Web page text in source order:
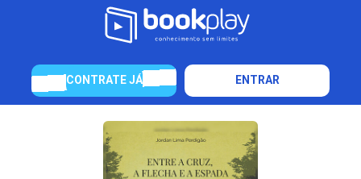
CONTRATE JÁ ENTRAR